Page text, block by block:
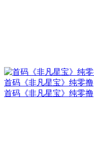
首码《非凡星宝》纯零撸
首码《非凡星宝》纯零撸